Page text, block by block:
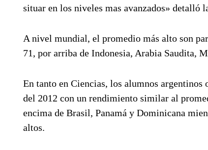
situar en los niveles mas avanzados» detalló
A nivel mundial, el promedio más alto son
71, por arriba de Indonesia, Arabia Saudita,
En tanto en Ciencias, los alumnos argentinos
del 2012 con un rendimiento similar al
encima de Brasil, Panamá y Dominicana
altos.